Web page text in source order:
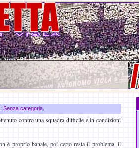
Senza categoria
contro una squadra difficile e in condizioni
è proprio banale, poi certo resta il problema, il